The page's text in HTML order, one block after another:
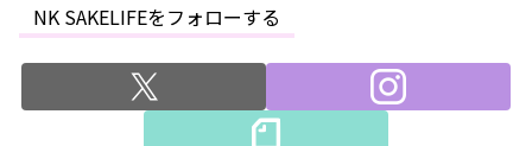
NK SAKELIFEをフォローする